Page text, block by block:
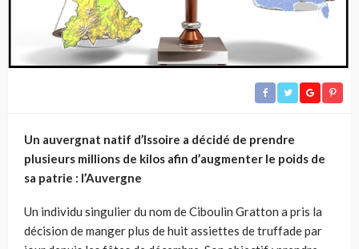
Un auvergnat natif d’Issoire a décidé de prendre
plusieurs millions de kilos afin d’augmenter le poids de
sa patrie : l’Auvergne
Un individu singulier du nom de Ciboulin Gratton a pris la
décision de manger plus de huit assiettes de truffade par